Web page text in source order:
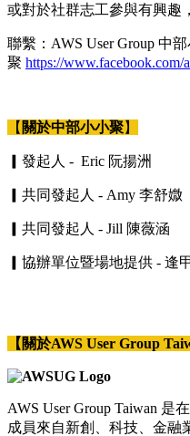
或對於社群志工參與有興趣
聯繫：AWS User Group 中
聚 https://www.facebook.com/
【 關於中部小小聚】
▎發起人 - Eric 阮揚洲
▎共同發起人 - Amy 李舒媺
▎共同發起人 - Jill 陳薇涵
▎協辦單位暨場地提供 - 逢
【關於AWS User Group
AWS User Group Taiwan 是
成員來自新創、科技、金融